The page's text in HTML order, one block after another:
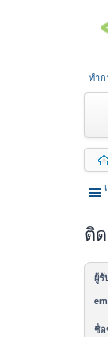
ทำก
ติ
ผู้รั
ชื่